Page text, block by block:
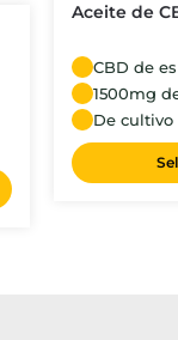
Aceite de
CBD de
1500mg
De cultivo